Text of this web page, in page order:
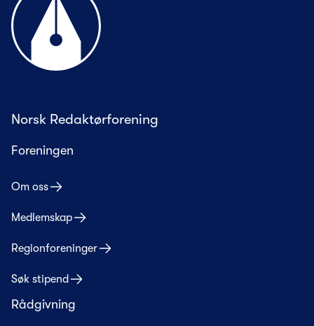
Norsk Redaktørforening
Foreningen
Om oss
Medlemskap
Regionforeninger
Søk stipend
Rådgivning